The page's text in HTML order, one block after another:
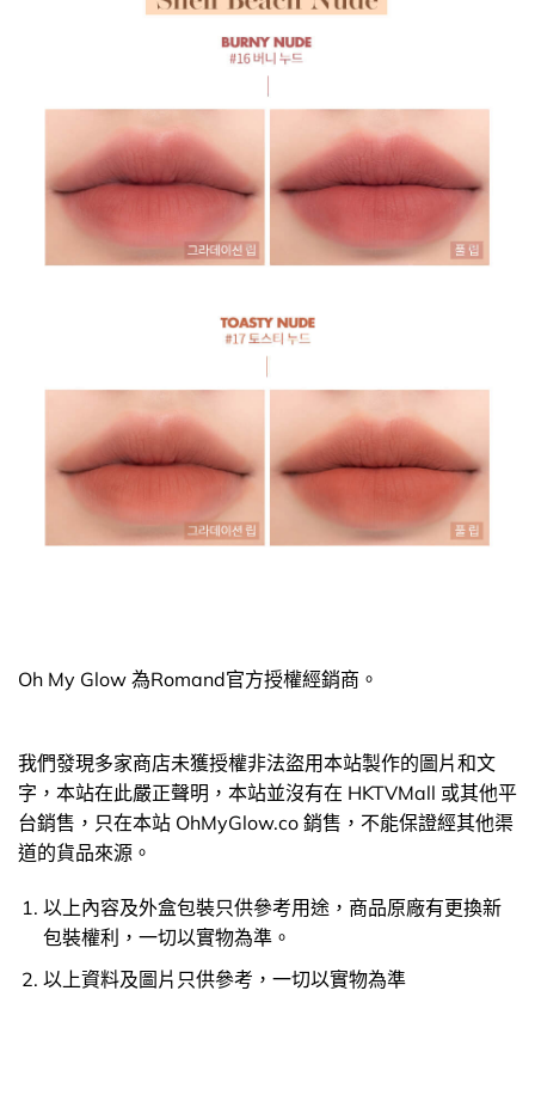
Oh My Glow 為Romand官方授權經銷商。
我們發現多家商店未獲授權非法盜用本站製作的圖片和文
字，本站在此嚴正聲明，本站並沒有在 HKTVMall 或其他平
台銷售，只在本站 OhMyGlow.co 銷售，不能保證經其他渠
道的貨品來源。
以上內容及外盒包裝只供參考用途，商品原廠有更換新
包裝權利，一切以實物為準。
以上資料及圖片只供參考，一切以實物為準